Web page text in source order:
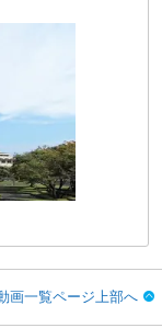
画一覧ページ上部へ